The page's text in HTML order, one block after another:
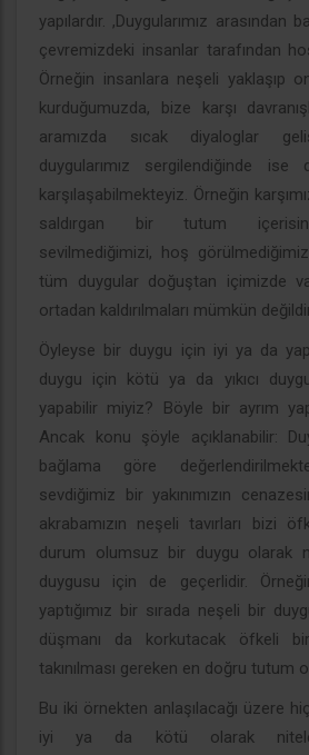
yapılardır. ,Duygularımız arasından
çevremizdeki insanlar tarafından
Örneğin insanlara neşeli yaklaşıp
kurduğumuzda, bize karşı
aramızda sıcak diyaloglar
duygularımız sergilendiğinde ise
karşılaşabilmekteyiz. Örneğin
saldırgan bir tutum
sevilmediğimizi, hoş
tüm duygular doğuştan içimizde
ortadan kaldırılmaları mümkün
Öyleyse bir duygu için iyi ya da
duygu için kötü ya da yıkıcı
yapabilir miyiz? Böyle bir ayrım
Ancak konu şöyle açıklanabilir:
bağlama göre
sevdiğimiz bir yakınımızın
akrabamızın neşeli tavırları bizi
durum olumsuz bir duygu olarak
duygusu için de geçerlidir.
yaptığımız bir sırada neşeli bir
düşmanı da korkutacak öfkeli
takınılması gereken en doğru tutum
Bu iki örnekten anlaşılacağı üzere
iyi ya da kötü olarak